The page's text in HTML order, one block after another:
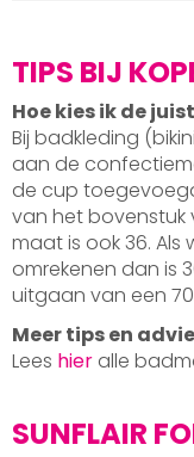
TIPS BIJ
Hoe kies ik de
Bij badkleding
aan de
de cup
van het bovenstuk
maat is ook 36.
omrekenen dan is
uitgaan van een
Meer tips en
Lees hier alle
SUNFLAIR